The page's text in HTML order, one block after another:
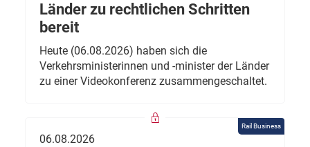
Länder zu rechtlichen Schritten
bereit
Heute (06.08.2026) haben sich die
Verkehrsministerinnen und -minister der Länder
zu einer Videokonferenz zusammengeschaltet.
Rail Business
06.08.2026